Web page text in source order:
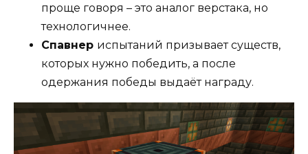
проще говоря – это аналог верстака, но
технологичнее.
Спавнер испытаний призывает существ,
которых нужно победить, а после
одержания победы выдаёт награду.